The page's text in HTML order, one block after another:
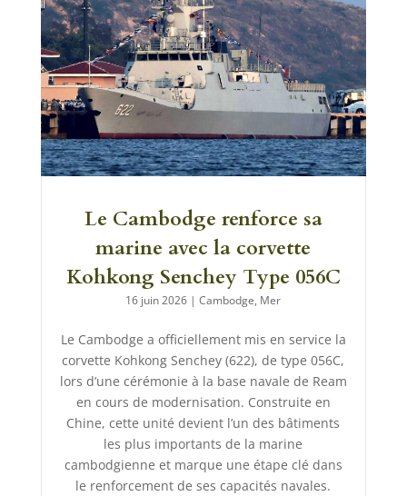
Le Cambodge renforce sa
marine avec la corvette
Kohkong Senchey Type 056C
16 juin 2026 |Cambodge, Mer
Le Cambodge a officiellement mis en service la
corvette Kohkong Senchey (622), de type 056C,
lors d’une cérémonie à la base navale de Ream
en cours de modernisation. Construite en
Chine, cette unité devient l’un des bâtiments
les plus importants de la marine
cambodgienne et marque une étape clé dans
le renforcement de ses capacités navales.